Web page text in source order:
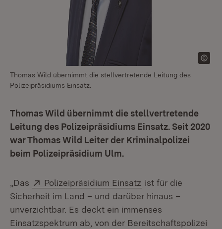
Thomas Wild übernimmt die stellvertretende Leitung des
Polizeipräsidiums Einsatz.
Thomas Wild übernimmt die stellvertretende
Leitung des Polizeipräsidiums Einsatz. Seit 2020
war Thomas Wild Leiter der Kriminalpolizei
beim Polizeipräsidium Ulm.
„Das Extern:
Polizeipräsidium Einsatz (Öffnet in neuem
ist für die
Sicherheit im Land – und darüber hinaus –
unverzichtbar. Es deckt ein immenses
Einsatzspektrum ab, von der Bereitschaftspolizei